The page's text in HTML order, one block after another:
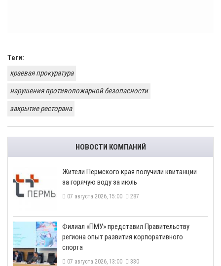
Теги:
краевая прокуратура
нарушения противопожарной безопасности
закрытие ресторана
НОВОСТИ КОМПАНИЙ
​Жители Пермского края получили квитанции
за горячую воду за июль
07 августа 2026, 15:00 287
​Филиал «ПМУ» представил Правительству
региона опыт развития корпоративного
спорта
07 августа 2026, 13:00 330